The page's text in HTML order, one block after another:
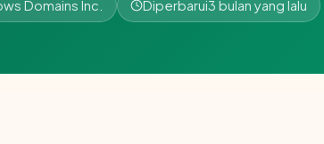
Domains Inc. Diperbarui3 bulan yang lalu